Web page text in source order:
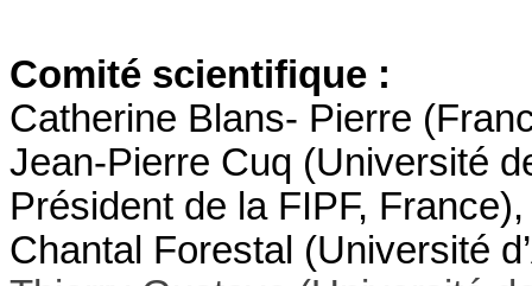
Comité scientifique :
Catherine Blans- Pierre (
Jean-Pierre Cuq (Université
Président de la FIPF, France),
Chantal Forestal (Université